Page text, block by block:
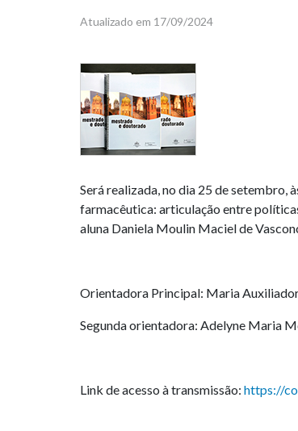
Atualizado em 17/09/2024
Será realizada, no dia 25 de setembro,
farmacêutica: articulação entre
aluna Daniela Moulin Maciel de
Orientadora Principal: Maria
Segunda orientadora: Adelyne Maria
Link de acesso à transmissão: https://